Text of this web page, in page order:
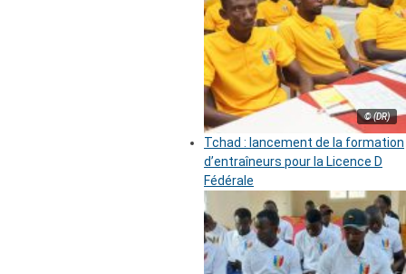
© (DR)
Tchad : lancement de la formation
d’entraîneurs pour la Licence D
Fédérale